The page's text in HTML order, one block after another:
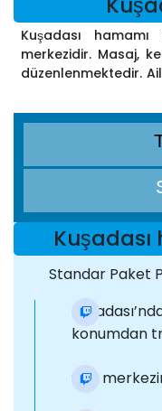
Kuşadası
merkezidir. Masaj,
düzenlenmektedir.
Kuşadası
Standar Paket
konumdan
Spa